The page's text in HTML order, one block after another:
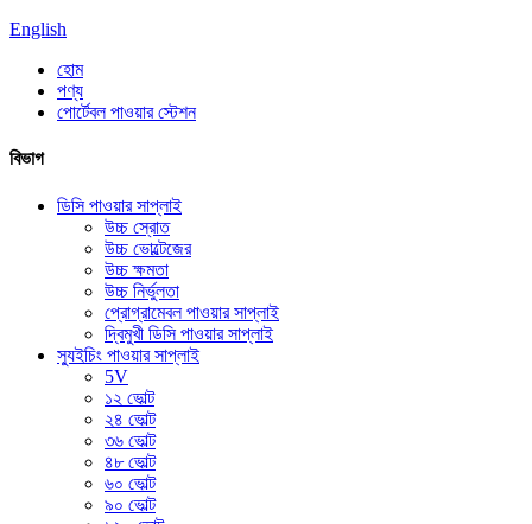
English
হোম
পণ্য
পোর্টেবল পাওয়ার স্টেশন
বিভাগ
ডিসি পাওয়ার সাপ্লাই
উচ্চ স্রোত
উচ্চ ভোল্টেজের
উচ্চ ক্ষমতা
উচ্চ নির্ভুলতা
প্রোগ্রামেবল পাওয়ার সাপ্লাই
দ্বিমুখী ডিসি পাওয়ার সাপ্লাই
স্যুইচিং পাওয়ার সাপ্লাই
5V
১২ ভোল্ট
২৪ ভোল্ট
৩৬ ভোল্ট
৪৮ ভোল্ট
৬০ ভোল্ট
৯০ ভোল্ট